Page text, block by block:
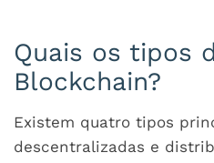
Quais os tipos
Blockchain?
Existem quatro tipos
descentralizadas e